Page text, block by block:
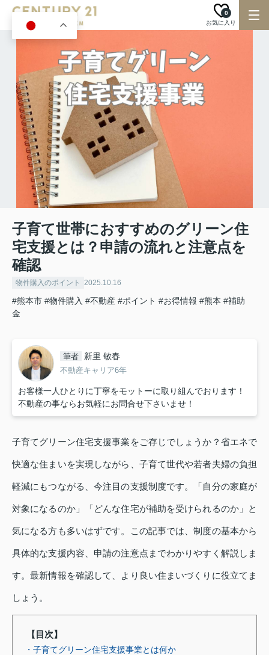
お気に入り
0
子育て世帯におすすめのグリーン住
宅支援とは？申請の流れと注意点を
確認
物件購入のポイント 2025.10.16
#熊本市 #物件購入 #不動産 #ポイント #お得情報 #熊本 #補助
金
筆者 新里 敏春
不動産キャリア6年
お客様一人ひとりに丁寧をモットーに取り組んでおります！
不動産の事ならお気軽にお問合せ下さいませ！
子育てグリーン住宅支援事業をご存じでしょうか？省エネで
快適な住まいを実現しながら、子育て世代や若者夫婦の負担
軽減にもつながる、今注目の支援制度です。「自分の家庭が
対象になるのか」「どんな住宅が補助を受けられるのか」と
気になる方も多いはずです。この記事では、制度の基本から
具体的な支援内容、申請の注意点までわかりやすく解説しま
す。最新情報を確認して、より良い住まいづくりに役立てま
しょう。
【目次】
・子育てグリーン住宅支援事業とは何か